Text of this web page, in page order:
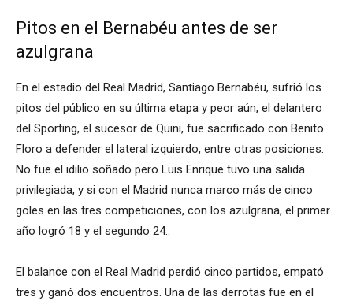
Pitos en el Bernabéu antes de ser
azulgrana
En el estadio del Real Madrid, Santiago Bernabéu, sufrió los
pitos del público en su última etapa y peor aún, el delantero
del Sporting, el sucesor de Quini, fue sacrificado con Benito
Floro a defender el lateral izquierdo, entre otras posiciones.
No fue el idilio soñado pero Luis Enrique tuvo una salida
privilegiada, y si con el Madrid nunca marco más de cinco
goles en las tres competiciones, con los azulgrana, el primer
año logró 18 y el segundo 24..
El balance con el Real Madrid perdió cinco partidos, empató
tres y ganó dos encuentros. Una de las derrotas fue en el